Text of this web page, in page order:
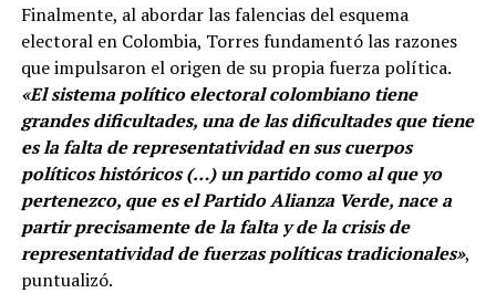
Finalmente, al abordar las falencias del esquema
electoral en Colombia, Torres fundamentó las razones
que impulsaron el origen de su propia fuerza política.
«El sistema político electoral colombiano tiene
grandes dificultades, una de las dificultades que tiene
es la falta de representatividad en sus cuerpos
políticos históricos (…) un partido como al que yo
pertenezco, que es el Partido Alianza Verde, nace a
partir precisamente de la falta y de la crisis de
representatividad de fuerzas políticas tradicionales»,
puntualizó.